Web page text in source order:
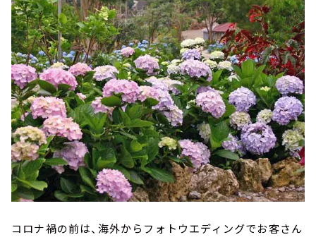
コロナ禍の前は、海外からフォトウエディングでお客さん